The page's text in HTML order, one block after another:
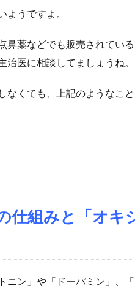
ようですよ。
鼻薬などでも販売されてい
治医に相談してましょうね。
なくても、上記のようなこ
仕組みと「オ
ニン」や「ドーパミン」、